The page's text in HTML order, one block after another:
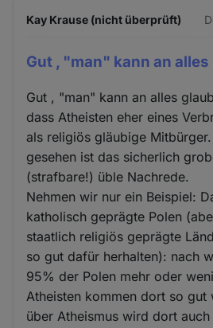
Kay Krause (nicht überprüft)
Gut , "man" kann an alles
Gut , "man" kann an alles
dass Atheisten eher eines
als religiös gläubige
gesehen ist das sicherlich
(strafbare!) üble Nachrede.
Nehmen wir nur ein Beispiel:
katholisch geprägte Polen
staatlich religiös geprägte
so gut dafür herhalten): nach
95% der Polen mehr oder
Atheisten kommen dort so gut
über Atheismus wird dort